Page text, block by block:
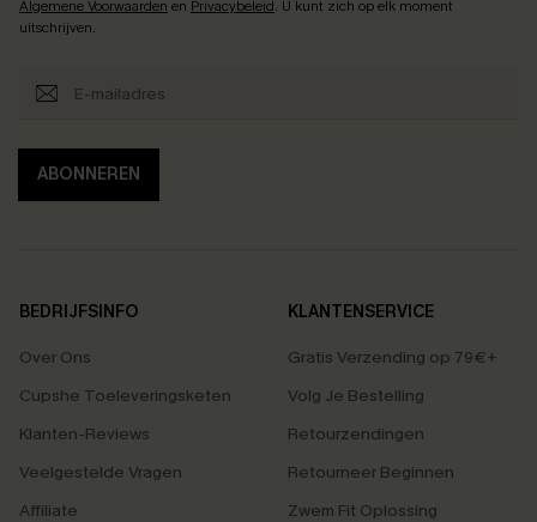
Algemene Voorwaarden en Privacybeleid. U kunt zich op elk moment
uitschrijven.
ABONNEREN
BEDRIJFSINFO
Over Ons
Cupshe Toeleveringsketen
Klanten-Reviews
Veelgestelde Vragen
Affiliate
KLANTENSERVICE
Gratis Verzending op 79€+
Volg Je Bestelling
Retourzendingen
Retourneer Beginnen
Zwem Fit Oplossing